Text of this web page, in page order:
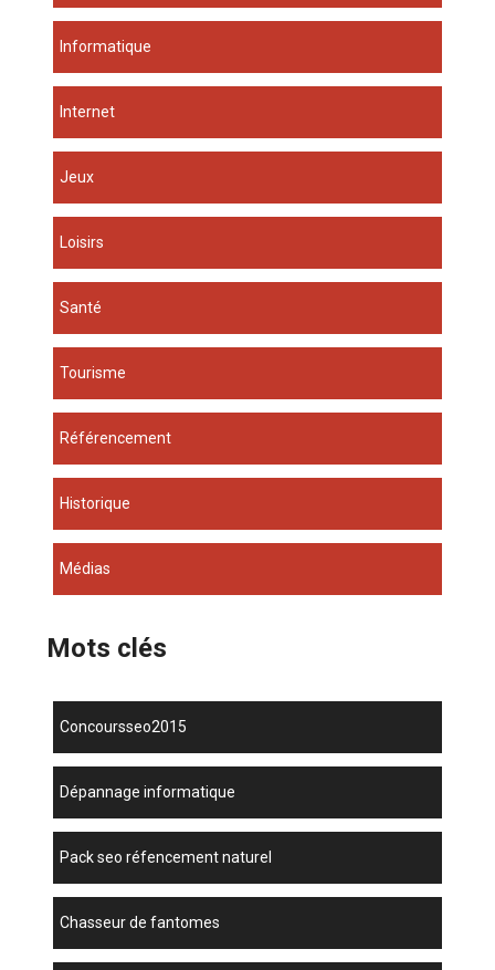
Informatique
Internet
Jeux
Loisirs
Santé
Tourisme
Référencement
Historique
Médias
Mots clés
concoursseo2015
dépannage informatique
pack seo réfencement naturel
chasseur de fantomes